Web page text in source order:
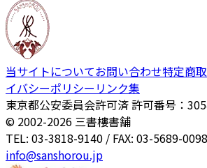
当サイトについてお問い合わせ特定商
イバシーポリシー リンク集
東京都公安委員会許可済 許可番号：
© 2002-2026 三書樓書舗
TEL: 03-3818-9140 / FAX: 03-5689-
info@sanshorou.jp